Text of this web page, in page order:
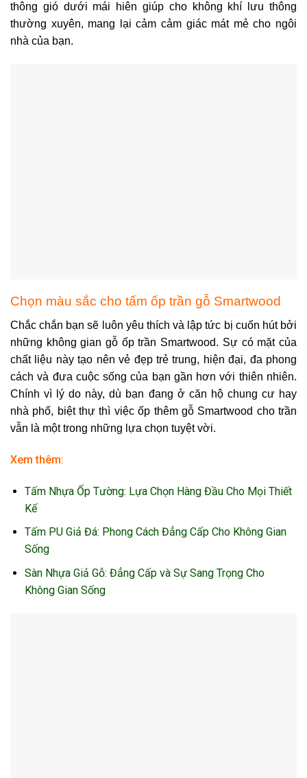
thông gió dưới mái hiên giúp cho không khí lưu thông
thường xuyên, mang lại cảm cảm giác mát mẻ cho ngôi
nhà của bạn.
Chọn màu sắc cho tấm ốp trần gỗ Smartwood
Chắc chắn bạn sẽ luôn yêu thích và lập tức bị cuốn hút bởi
những không gian gỗ ốp trần Smartwood. Sự có mặt của
chất liệu này tạo nên vẻ đẹp trẻ trung, hiện đại, đa phong
cách và đưa cuộc sống của bạn gần hơn với thiên nhiên.
Chính vì lý do này, dù bạn đang ở căn hộ chung cư hay
nhà phố, biệt thự thì việc ốp thêm gỗ Smartwood cho trần
vẫn là một trong những lựa chọn tuyệt vời.
Xem thêm:
Tấm Nhựa Ốp Tường: Lựa Chọn Hàng Đầu Cho Mọi Thiết
Kế
Tấm PU Giả Đá: Phong Cách Đẳng Cấp Cho Không Gian
Sống
Sàn Nhựa Giả Gỗ: Đẳng Cấp và Sự Sang Trọng Cho
Không Gian Sống